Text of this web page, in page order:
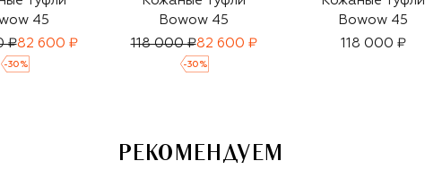
45
₽82 600 ₽
-30 %
Bowow 45
118 000 ₽82 600 ₽
-30 %
Bowow 45
118 000 ₽
РЕКОМЕНДУЕМ